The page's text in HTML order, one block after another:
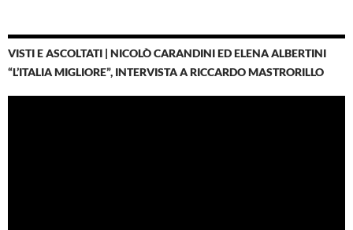
VISTI E ASCOLTATI | NICOLÒ CARANDINI ED ELENA ALBERTINI
“L’ITALIA MIGLIORE”, INTERVISTA A RICCARDO MASTRORILLO